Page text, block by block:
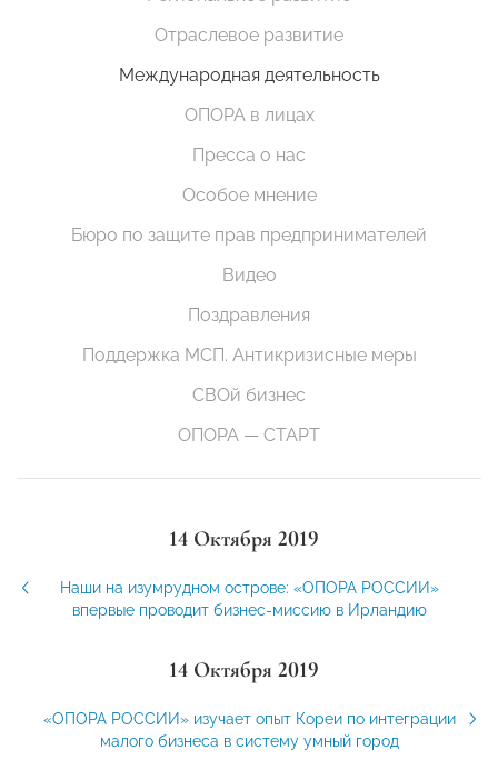
Отраслевое развитие
Международная деятельность
ОПОРА в лицах
Пресса о нас
Особое мнение
Бюро по защите прав предпринимателей
Видео
Поздравления
Поддержка МСП. Антикризисные меры
СВОй бизнес
ОПОРА — СТАРТ
14 Октября 2019
Наши на изумрудном острове: «ОПОРА РОССИИ»
впервые проводит бизнес-миссию в Ирландию
14 Октября 2019
«ОПОРА РОССИИ» изучает опыт Кореи по интеграции
малого бизнеса в систему умный город